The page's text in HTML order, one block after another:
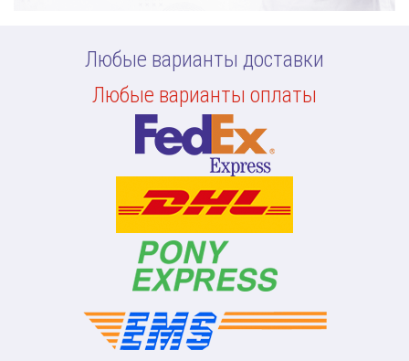
Любые варианты доставки
Любые варианты оплаты